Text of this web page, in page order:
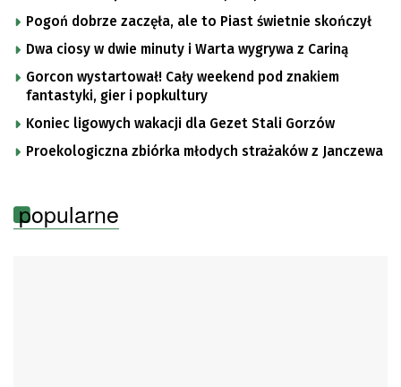
Pogoń dobrze zaczęła, ale to Piast świetnie skończył
Dwa ciosy w dwie minuty i Warta wygrywa z Cariną
Gorcon wystartował! Cały weekend pod znakiem
fantastyki, gier i popkultury
Koniec ligowych wakacji dla Gezet Stali Gorzów
Proekologiczna zbiórka młodych strażaków z Janczewa
popularne